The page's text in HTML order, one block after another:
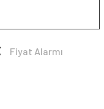
Fiyat Alarmı